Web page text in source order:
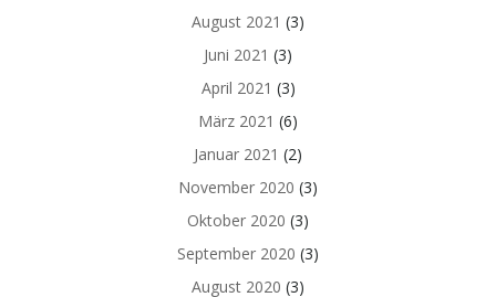
August 2021 (3)
Juni 2021 (3)
April 2021 (3)
März 2021 (6)
Januar 2021 (2)
November 2020 (3)
Oktober 2020 (3)
September 2020 (3)
August 2020 (3)